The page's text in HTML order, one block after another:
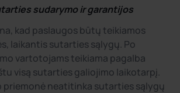
sudarymo ir garantijos
kad paslaugos būtų teikiamos
laikantis sutarties sąlygų. Po
vartotojams teikiama pagalba
visą sutarties galiojimo laikotarpį.
neatitinka sutarties sąlygų